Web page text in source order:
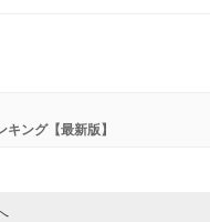
ング【最新版】